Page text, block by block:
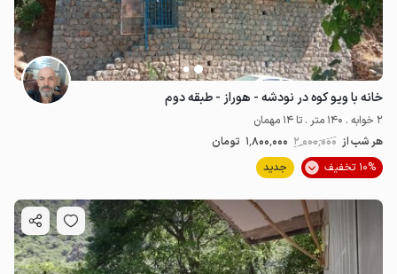
خانه با ویو کوه در نودشه - هوراز - طبقه دوم
2 خوابه . 140 متر . تا 14 مهمان
هر شب از 2٬000٬000 1٬800٬000 تومان
10% تخفیف
جدید